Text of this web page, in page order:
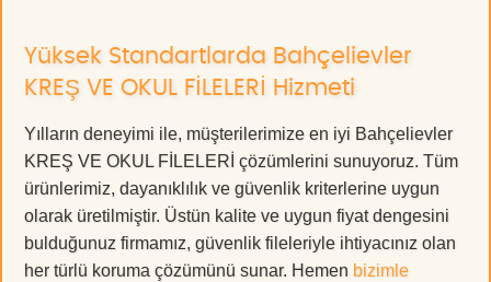
Yüksek Standartlarda Bahçelievler
KREŞ VE OKUL FİLELERİ Hizmeti
Yılların deneyimi ile, müşterilerimize en iyi Bahçelievler
KREŞ VE OKUL FİLELERİ çözümlerini sunuyoruz. Tüm
ürünlerimiz, dayanıklılık ve güvenlik kriterlerine uygun
olarak üretilmiştir. Üstün kalite ve uygun fiyat dengesini
bulduğunuz firmamız, güvenlik fileleriyle ihtiyacınız olan
her türlü koruma çözümünü sunar. Hemen bizimle